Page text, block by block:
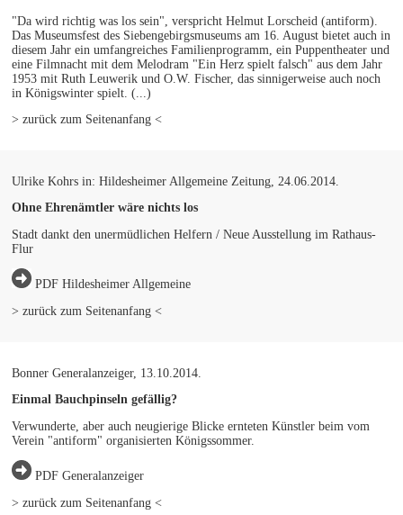
"Da wird richtig was los sein", verspricht Helmut Lorscheid (antiform).
Das Museumsfest des Siebengebirgsmuseums am 16. August bietet auch in
diesem Jahr ein umfangreiches Familienprogramm, ein Puppentheater und
eine Filmnacht mit dem Melodram "Ein Herz spielt falsch" aus dem Jahr
1953 mit Ruth Leuwerik und O.W. Fischer, das sinnigerweise auch noch
in Königswinter spielt. (...)
> zurück zum Seitenanfang <
Ulrike Kohrs in: Hildesheimer Allgemeine Zeitung, 24.06.2014.
Ohne Ehrenämtler wäre nichts los
Stadt dankt den unermüdlichen Helfern / Neue Ausstellung im Rathaus-
Flur
PDF Hildesheimer Allgemeine
> zurück zum Seitenanfang <
Bonner Generalanzeiger, 13.10.2014.
Einmal Bauchpinseln gefällig?
Verwunderte, aber auch neugierige Blicke ernteten Künstler beim vom
Verein "antiform" organisierten Königssommer.
PDF Generalanzeiger
> zurück zum Seitenanfang <